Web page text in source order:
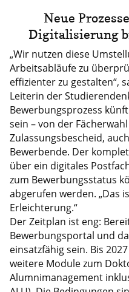
Neue
Digitalisierung
„Wir nutzen diese
Arbeitsabläufe zu
effizienter zu gestalten“,
Leiterin der
Bewerbungsprozess
sein – von der
Zulassungsbescheid,
Bewerbende. Der
über ein digitales
zum Bewerbungsstatus
abgerufen werden. „Das
Erleichterung.“
Der Zeitplan ist eng:
Bewerbungsportal und
einsatzfähig sein. Bis
weitere Module zum
Alumnimanagement